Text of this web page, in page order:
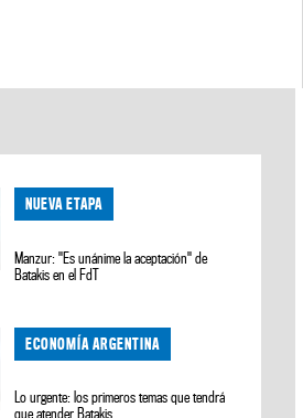
NUEVA ETAPA
Manzur: "Es unánime la aceptación" de
Batakis en el FdT
ECONOMÍA ARGENTINA
Lo urgente: los primeros temas que tendrá
que atender Batakis